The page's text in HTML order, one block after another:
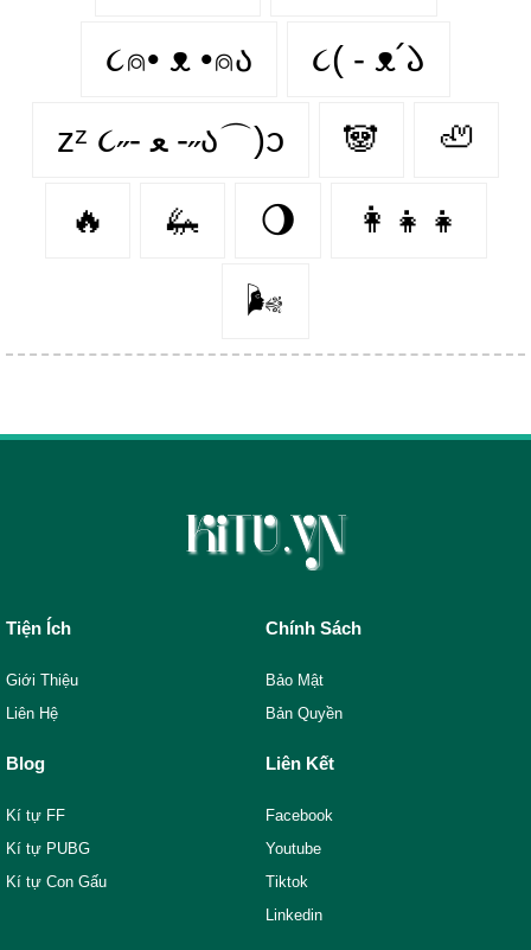
૮⍝• ᴥ •⍝ა ૮( - ᴥ՛𑁬
zᶻ ૮˶- ﻌ -˶ა⌒)ᦱ 🐼 🦥
🔥 🦗 🌖 👩‍👧‍👧
🌬️
Tiện Ích
Giới Thiệu
Liên Hệ
Chính Sách
Bảo Mật
Bản Quyền
Blog
Kí tự FF
Kí tự PUBG
Kí tự Con Gấu
Liên Kết
Facebook
Youtube
Tiktok
Linkedin